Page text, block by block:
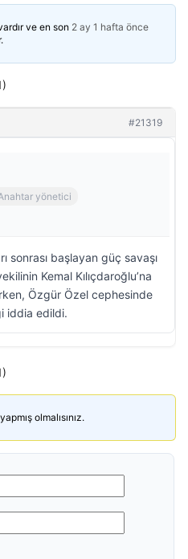
ve en son 2 ay 1 hafta önce
#21319
yönetici
sonrası başlayan güç savaşı
Kemal Kılıçdaroğlu’na
Özgür Özel cephesinde
iddia edildi.
olmalısınız.